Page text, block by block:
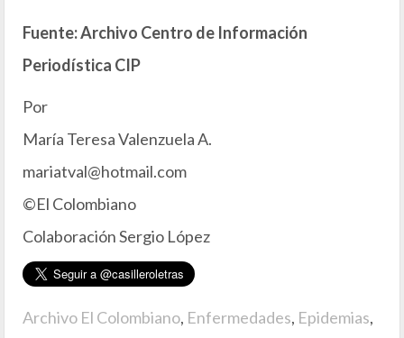
Fuente: Archivo Centro de Información
Periodística CIP
Por
María Teresa Valenzuela A.
mariatval@hotmail.com
©El Colombiano
Colaboración Sergio López
Archivo El Colombiano, Enfermedades, Epidemias,